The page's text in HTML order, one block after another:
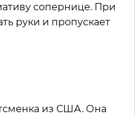
сопернице. При
руки и пропускает
из США. Она